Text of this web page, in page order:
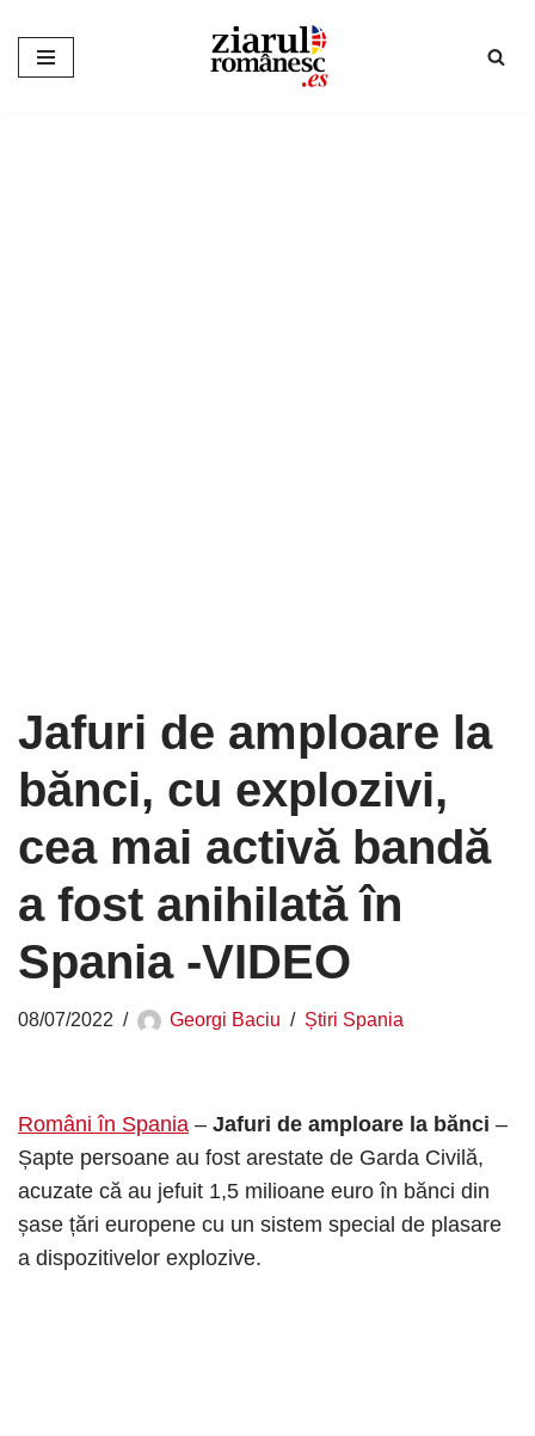
Sari
Jafuri de amploare la
bănci, cu explozivi,
cea mai activă bandă
a fost anihilată în
Spania -VIDEO
08/07/2022 Georgi Baciu Știri Spania
Români în Spania – Jafuri de amploare la bănci –
Șapte persoane au fost arestate de Garda Civilă,
acuzate că au jefuit 1,5 milioane euro în bănci din
șase țări europene cu un sistem special de plasare
a dispozitivelor explozive.